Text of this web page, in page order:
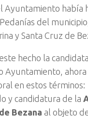
Ayuntamiento había
del
y Santa Cruz de
hecho la
Ayuntamiento,
en estos
y candidatura de la
Bezana al objeto